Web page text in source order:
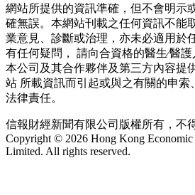
網站所提供的資訊準確，但不會明示
確無誤。本網站刊載之任何資訊不能
業意見、診斷或治理，亦未必適用於
有任何疑問， 請向合資格的醫生∕醫護
本公司及其合作夥伴及第三方內容提
站 所載資訊而引起或與之有關的申索
法律責任。
信報財經新聞有限公司版權所有，不
Copyright © 2026 Hong Kong Economic
Limited. All rights reserved.